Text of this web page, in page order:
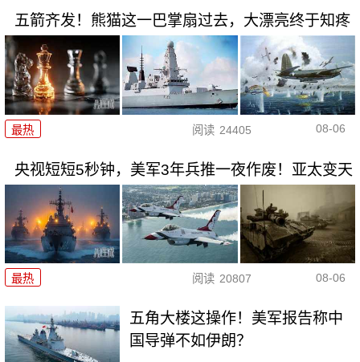
五箭齐发！熊猫这一巴掌扇过去，大漂亮终于知疼
最热 阅读 24405 08-06
央视短短5秒钟，美军3年兵推一夜作废！亚太变天
最热 阅读 20807 08-06
五角大楼这操作！美军报告称中
国导弹不如伊朗？